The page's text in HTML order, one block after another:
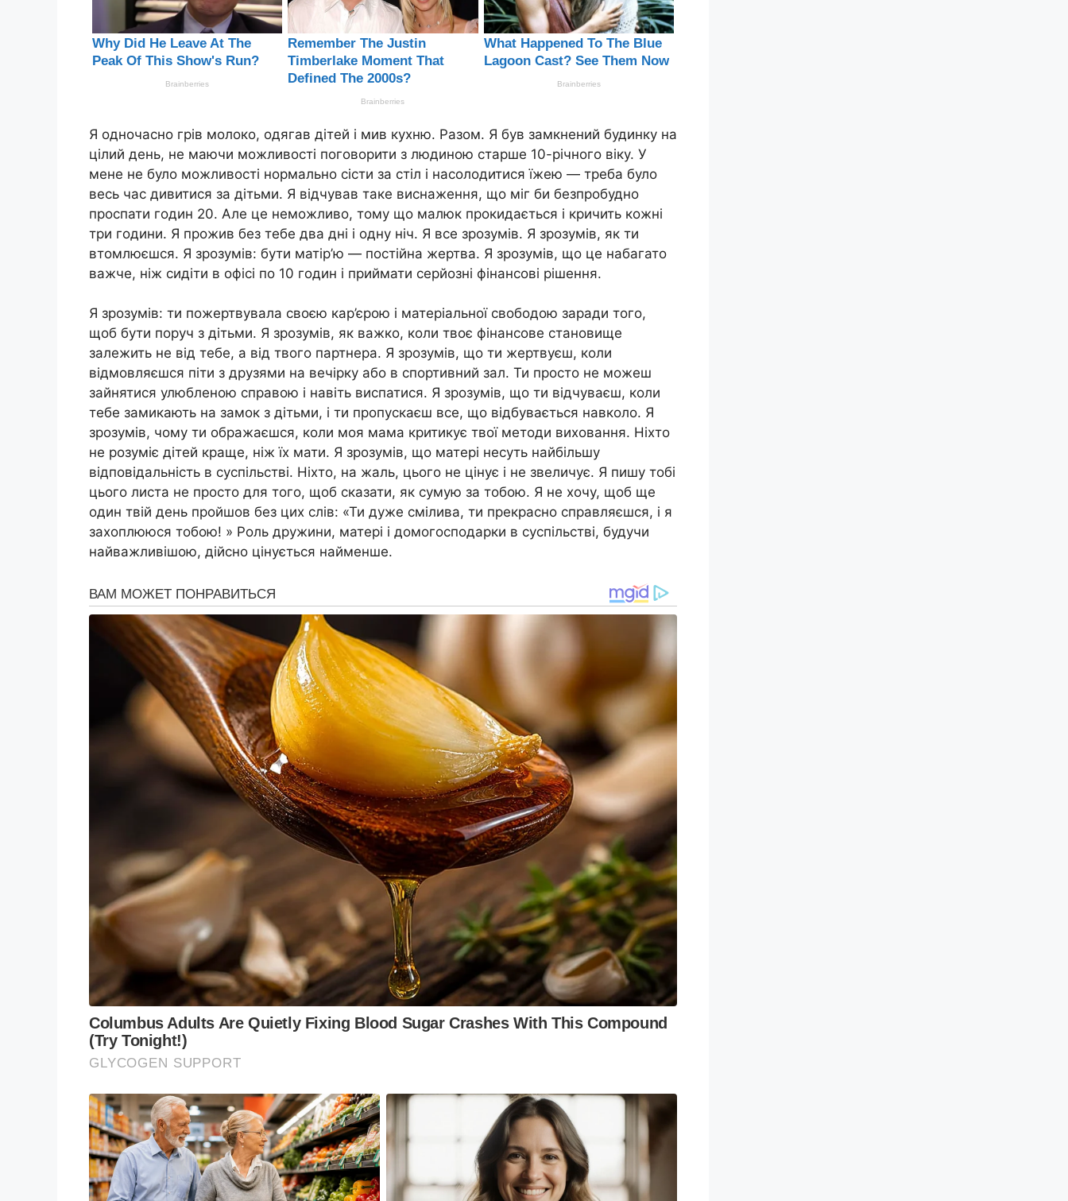
Я одночасно грів молоко, одягав дітей і мив кухню. Разом. Я був замкнений будинку на
цілий день, не маючи можливості поговорити з людиною старше 10-річного віку. У
мене не було можливості нормально сісти за стіл і насолодитися їжею — треба було
весь час дивитися за дітьми. Я відчував таке виснаження, що міг би безпробудно
проспати годин 20. Але це неможливо, тому що малюк прокидається і кричить кожні
три години. Я прожив без тебе два дні і одну ніч. Я все зрозумів. Я зрозумів, як ти
втомлюєшся. Я зрозумів: бути матір’ю — постійна жертва. Я зрозумів, що це набагато
важче, ніж сидіти в офісі по 10 годин і приймати серйозні фінансові рішення.
Я зрозумів: ти пожертвувала своєю кар’єрою і матеріальної свободою заради того,
щоб бути поруч з дітьми. Я зрозумів, як важко, коли твоє фінансове становище
залежить не від тебе, а від твого партнера. Я зрозумів, що ти жертвуєш, коли
відмовляєшся піти з друзями на вечірку або в спортивний зал. Ти просто не можеш
зайнятися улюбленою справою і навіть виспатися. Я зрозумів, що ти відчуваєш, коли
тебе замикають на замок з дітьми, і ти пропускаєш все, що відбувається навколо. Я
зрозумів, чому ти ображаєшся, коли моя мама критикує твої методи виховання. Ніхто
не розуміє дітей краще, ніж їх мати. Я зрозумів, що матері несуть найбільшу
відповідальність в суспільстві. Ніхто, на жаль, цього не цінує і не звеличує. Я пишу тобі
цього листа не просто для того, щоб сказати, як сумую за тобою. Я не хочу, щоб ще
один твій день пройшов без цих слів: «Ти дуже смілива, ти прекрасно справляєшся, і я
захоплююся тобою! » Роль дружини, матері і домогосподарки в суспільстві, будучи
найважливішою, дійсно цінується найменше.